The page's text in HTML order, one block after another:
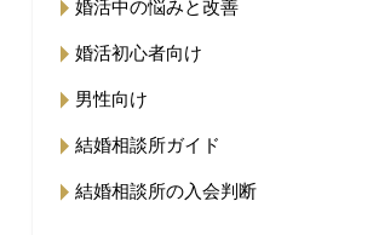
婚活中の悩みと改善
婚活初心者向け
男性向け
結婚相談所ガイド
結婚相談所の入会判断